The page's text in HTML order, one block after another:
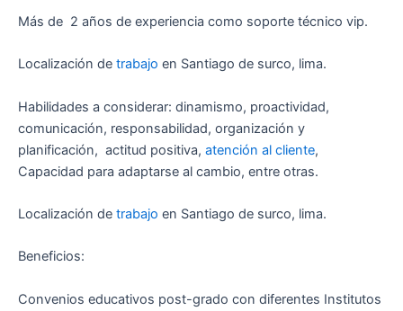
Más de 2 años de experiencia como soporte técnico vip.
Localización de trabajo en Santiago de surco, lima.
Habilidades a considerar: dinamismo, proactividad,
comunicación, responsabilidad, organización y
planificación, actitud positiva, atención al cliente,
Capacidad para adaptarse al cambio, entre otras.
Localización de trabajo en Santiago de surco, lima.
Beneficios:
Convenios educativos post-grado con diferentes Institutos